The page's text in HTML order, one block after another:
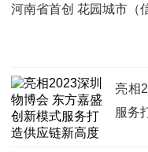
河南省首创 花园城市（
亮相
服务